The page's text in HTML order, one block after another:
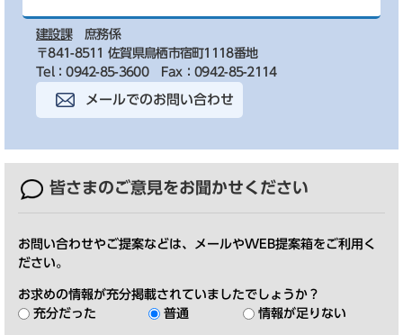
建設課
庶務係
〒841-8511 佐賀県鳥栖市宿町1118番地
Tel：0942-85-3600
Fax：0942-85-2114
メールでのお問い合わせ
皆さまのご意見をお聞かせください
お問い合わせやご提案などは、メールやWEB提案箱をご利用く
ださい。
お求めの情報が充分掲載されていましたでしょうか？
充分だった
普通 情報が足りない